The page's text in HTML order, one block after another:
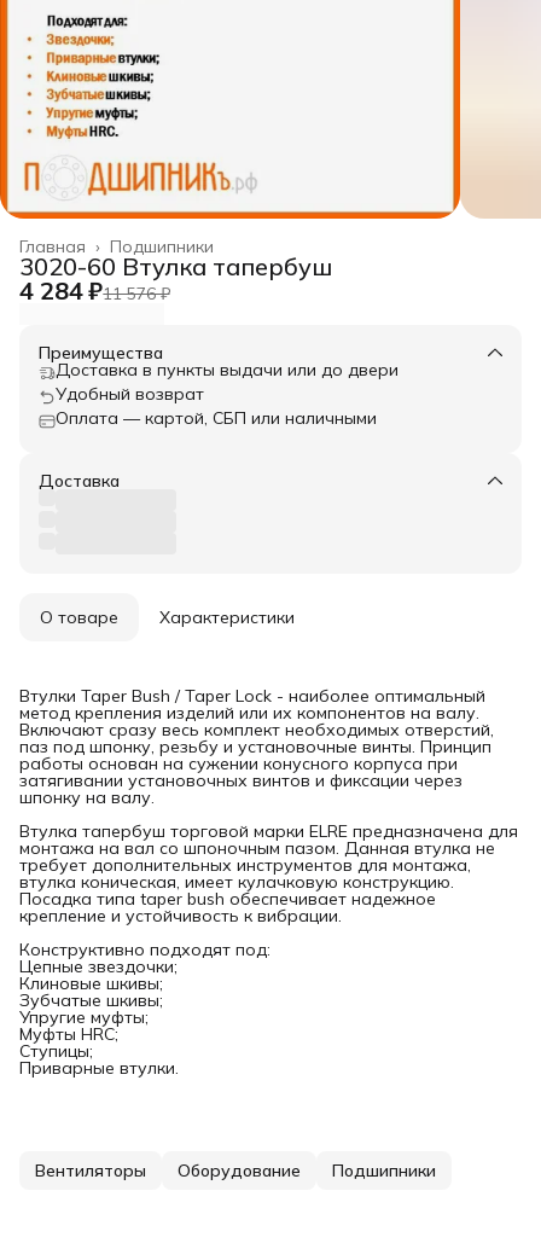
Подшипники
Главная ›
3020-60 Втулка тапербуш
4 284 ₽11 576 ₽
Преимущества
Доставка в пункты выдачи или до двери
Удобный возврат
Оплата — картой, СБП или наличными
Доставка
О товаре Характеристики
Втулки Taper Bush / Taper Lock - наиболее оптимальный
метод крепления изделий или их компонентов на валу.
Включают сразу весь комплект необходимых отверстий,
паз под шпонку, резьбу и установочные винты. Принцип
работы основан на сужении конусного корпуса при
затягивании установочных винтов и фиксации через
шпонку на валу.
Втулка тапербуш торговой марки ELRE предназначена для
монтажа на вал со шпоночным пазом. Данная втулка не
требует дополнительных инструментов для монтажа,
втулка коническая, имеет кулачковую конструкцию.
Посадка типа taper bush обеспечивает надежное
крепление и устойчивость к вибрации.
Конструктивно подходят под:
Цепные звездочки;
Клиновые шкивы;
Зубчатые шкивы;
Упругие муфты;
Муфты HRC;
Ступицы;
Приварные втулки.
Вентиляторы Оборудование Подшипники